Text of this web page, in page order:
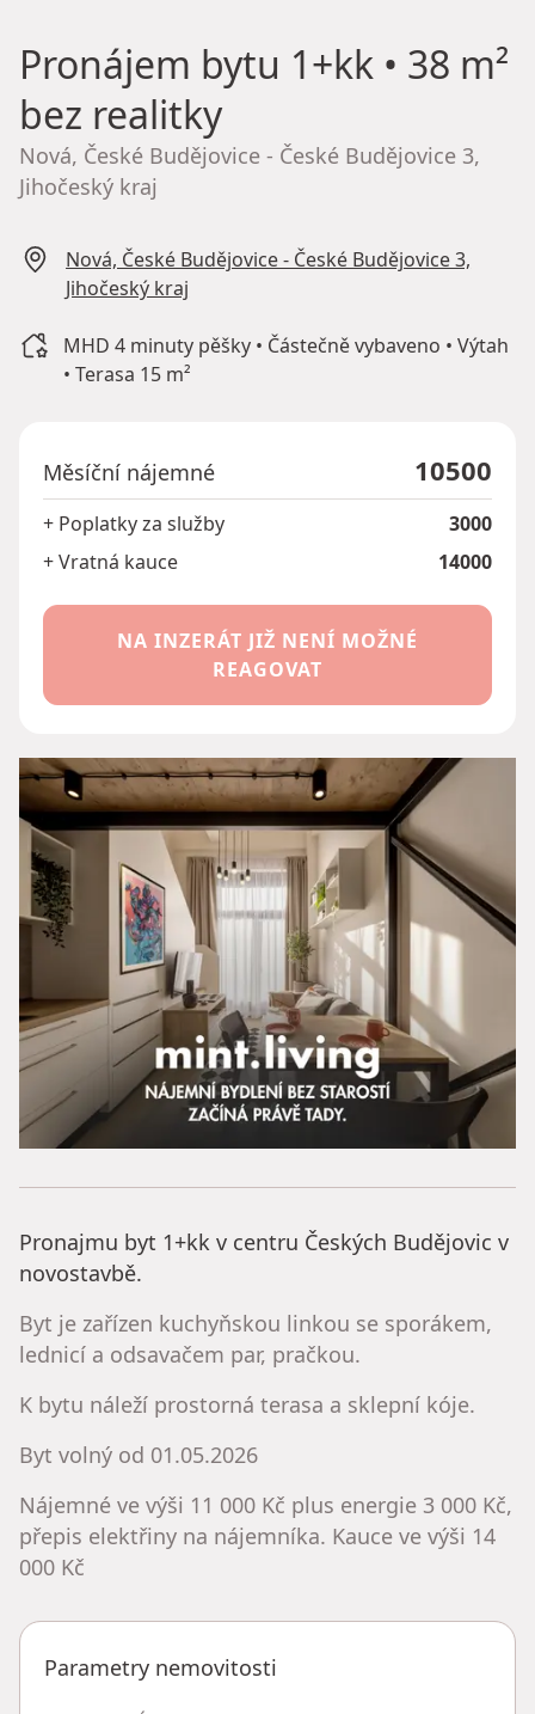
Pronájem bytu 1+kk • 38 m²
bez realitky
Nová, České Budějovice - České Budějovice 3,
Jihočeský kraj
Nová, České Budějovice - České Budějovice 3,
Jihočeský kraj
MHD 4 minuty pěšky • Částečně vybaveno • Výtah
• Terasa 15 m²
Měsíční nájemné 10500
+ Poplatky za služby
3000
+ Vratná kauce
14000
NA INZERÁT JIŽ NENÍ MOŽNÉ
REAGOVAT
Pronajmu byt 1+kk v centru Českých Budějovic v
novostavbě.
Byt je zařízen kuchyňskou linkou se sporákem,
lednicí a odsavačem par, pračkou.
K bytu náleží prostorná terasa a sklepní kóje.
Byt volný od 01.05.2026
Nájemné ve výši 11 000 Kč plus energie 3 000 Kč,
přepis elektřiny na nájemníka. Kauce ve výši 14
000 Kč
Parametry nemovitosti